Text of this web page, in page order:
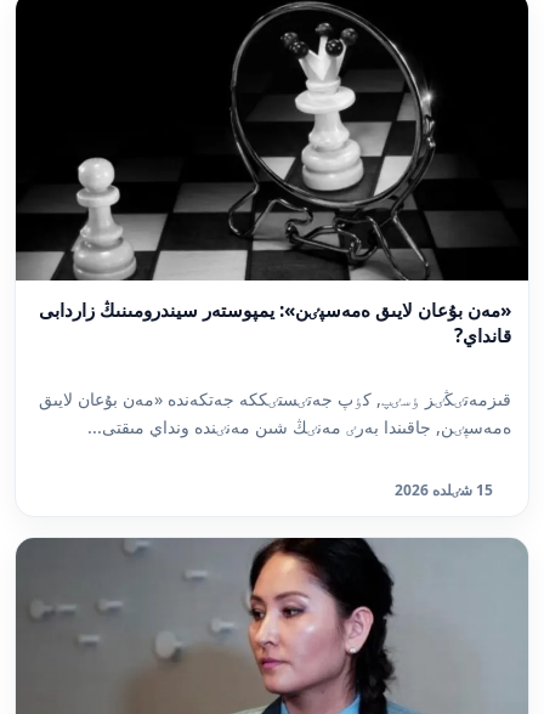
«مەن بۇعان لايىق ەمەسپٸن»: يمپوستەر سيندرومىنىڭ زاردابى
قانداي?
قىزمەتٸڭٸز ٶسٸپ, كٶپ جەتٸستٸككە جەتكەندە «مەن بۇعان لايىق
ەمەسپٸن, جاقىندا بەرٸ مەنٸڭ شىن مەنٸندە ونداي مىقتى...
15 شٸلدە 2026